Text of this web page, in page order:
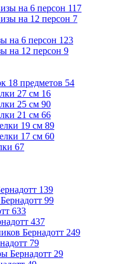
на 6 персон 117
на 12 персон 7
на 6 персон 123
на 12 персон 9
18 предметов 54
27 см 16
25 см 90
21 см 66
19 см 89
17 см 60
67
139
99
633
437
Бернадотт 249
79
Бернадотт 29